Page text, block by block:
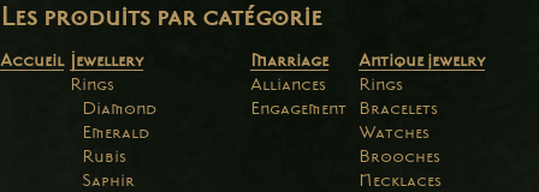
Les produits par catégorie
Accueil Jewellery
Rings
Diamond
Emerald
Rubis
Saphir
Marriage
Alliances
Engagement
Antique jewelry
Rings
Bracelets
Watches
Brooches
Necklaces